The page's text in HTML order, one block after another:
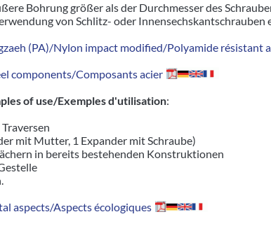
Bohrung größer als der Durchmesser des
von Schlitz- oder
(PA)/Nylon impact modified/Polyamide résistant
components/Composants acier
of use/Exemples d'utilisation:
mit Mutter, 1 Expander mit Schraube)
in bereits bestehenden Konstruktionen
aspects/Aspects écologiques